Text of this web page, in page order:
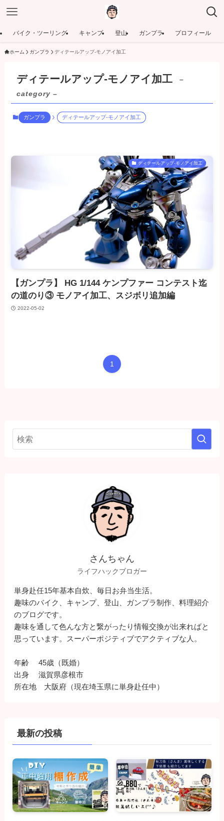
バイク・ツーリング キャンプ 登山 ガンプラ プロフィール
ホーム ガンプラ ディテールアップ-モノアイ加工
ディテールアップ-モノアイ加工
–
category –
ガンプラ ディテールアップ-モノアイ加工
ディテールアップ-モノアイ加工
【ガンプラ】 HG 1/144 ケンプファー コンテスト迄
の道のり③ モノアイ加工、スジボリ追加編
2022-05-02
1
さんちゃん
ライフハックブロガー
単身赴任15年基本自炊、毎日お弁当生活。
趣味のバイク、キャンプ、登山、ガンプラ制作、料理紹介
のブログです。
趣味を通して色んな方と繋がったり情報交換が出来ればと
思っています。スーパーポジティブでアクティブな人。
年齢 45歳（既婚）
出身 滋賀県彦根市
所在地 大阪府（現在埼玉県に単身赴任中）
最新の投稿